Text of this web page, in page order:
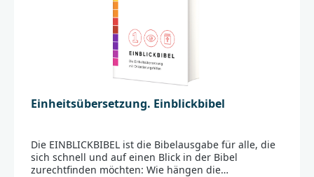
Einheitsübersetzung. Einblickbibel
Die EINBLICKBIBEL ist die Bibelausgabe für alle, die
sich schnell und auf einen Blick in der Bibel
zurechtfinden möchten: Wie hängen die